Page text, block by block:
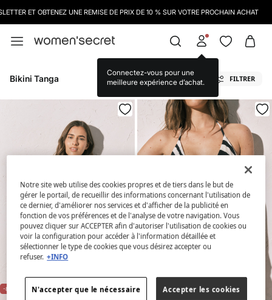
ET OBTENEZ UNE REMISE DE PRIX DE 10 % SUR VOTRE PROCHAIN ACHAT
Connectez-vous pour une
meilleure expérience d’achat.
Bikini Tanga FILTRER
-88%
Notre site web utilise des cookies propres et de tiers dans le but de
gérer le portail, de recueillir des informations concernant l'utilisation de
ce dernier, d'améliorer nos services et d'afficher de la publicité en
fonction de vos préférences et de l'analyse de votre navigation. Vous
pouvez cliquer sur ACCEPTER afin d'autoriser l'utilisation de cookies ou
voir la configuration pour accéder à l'information détaillée et
sélectionner le type de cookies que vous désirez accepter ou
refuser. +INFO
N'accepter que le nécessaire Accepter les cookies